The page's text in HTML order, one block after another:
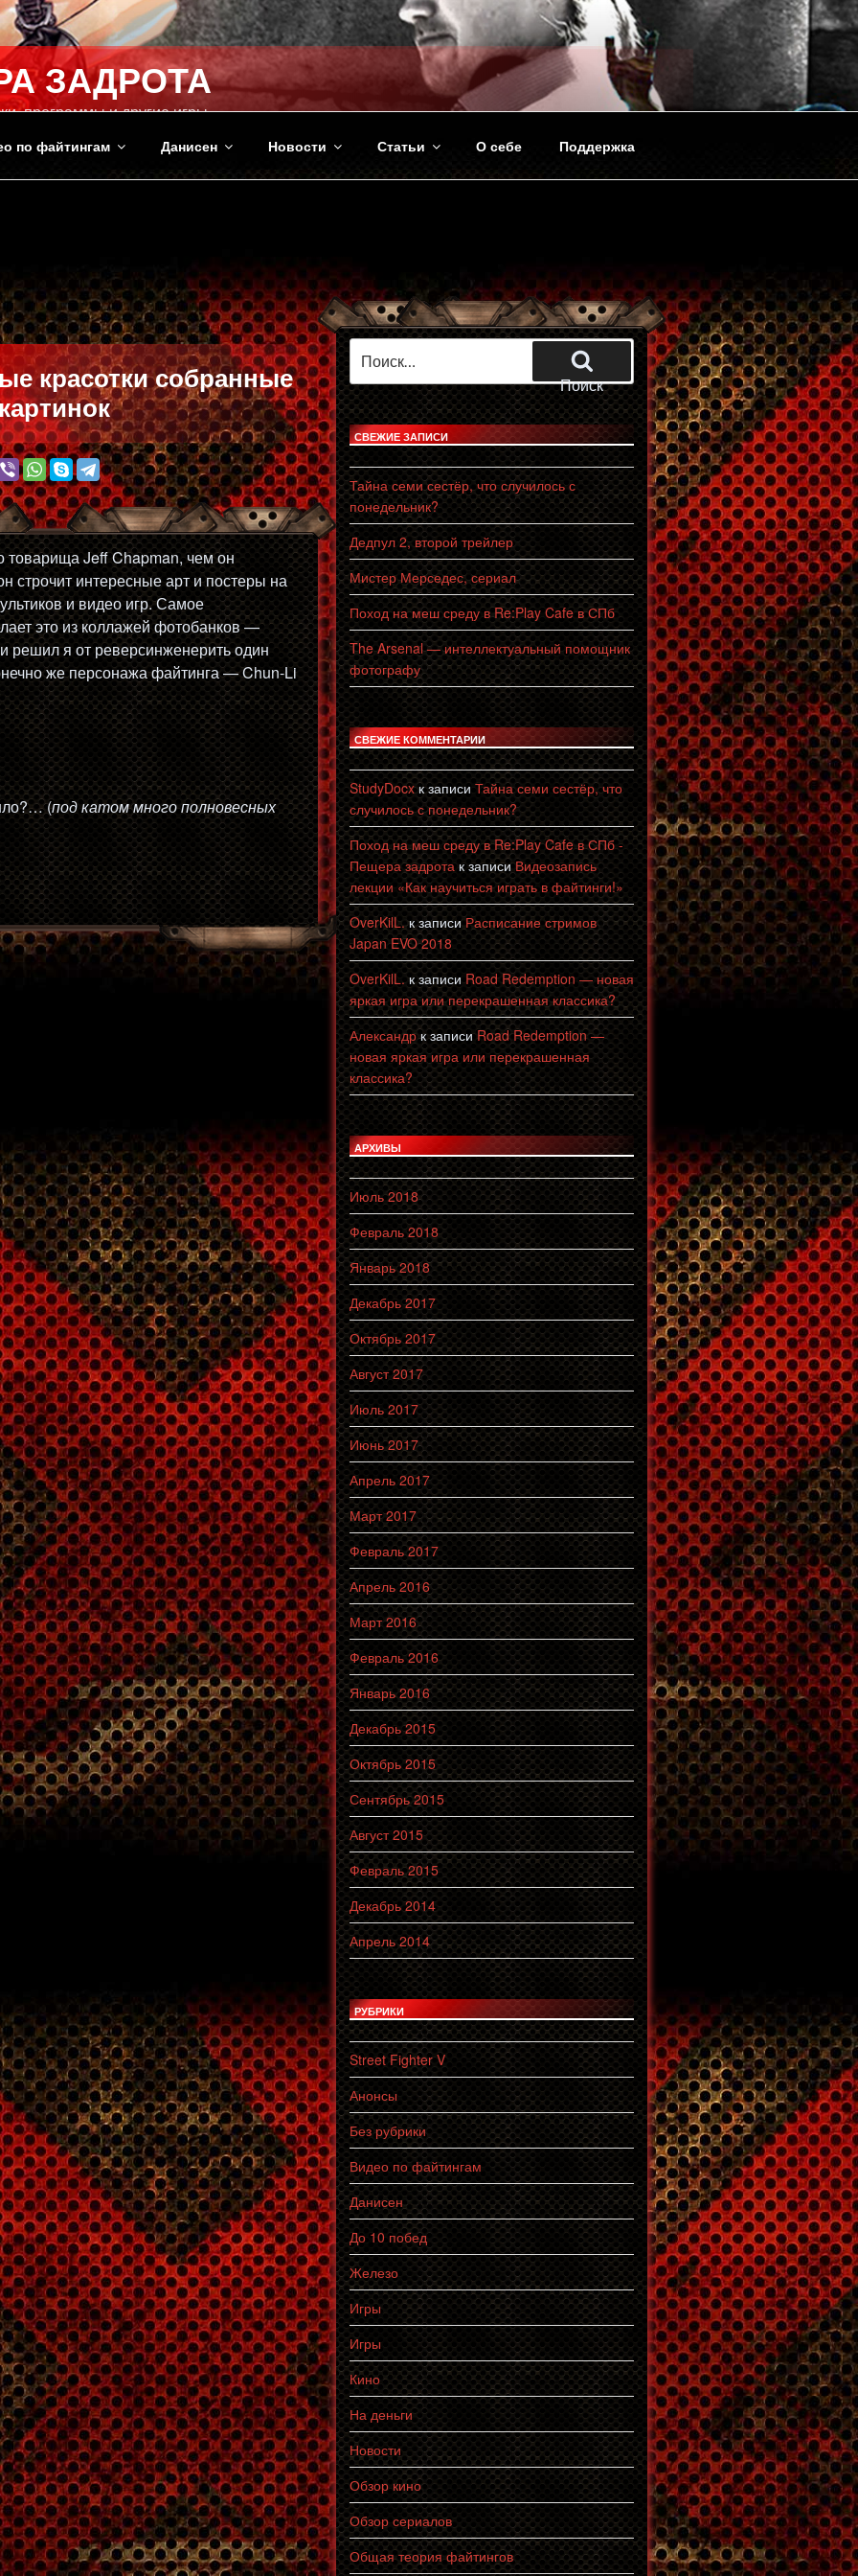
ЗАДРОТА
программы и другие игры
по файтингам Данисен Новости Статьи О себе Поддержка
красотки собранные
товарища Jeff Chapman, чем он
строчит интересные арт и постеры на
и видео игр. Самое
это из коллажей фотобанков —
решил я от реверсинженерить один
же персонажа файтинга — Chun-Li
(под катом много полновесных
Поиск
СВЕЖИЕ ЗАПИСИ
Тайна семи сестёр, что случилось с
понедельник?
Дедпул 2, второй трейлер
Мистер Мерседес, сериал
Поход на меш среду в Re:Play Cafe в СПб
The Arsenal — интеллектуальный помощник
фотографу
СВЕЖИЕ КОММЕНТАРИИ
StudyDocxк записи Тайна семи сестёр, что
случилось с понедельник?
Поход на меш среду в Re:Play Cafe в СПб -
Пещера задротак записиВидеозапись
лекции «Как научиться играть в файтинги!»
OverKilL.к записиРасписание стримов
Japan EVO 2018
OverKilL.к записи Road Redemption — новая
яркая игра или перекрашенная классика?
Александрк записиRoad Redemption —
новая яркая игра или перекрашенная
классика?
АРХИВЫ
Июль 2018
Февраль 2018
Январь 2018
Декабрь 2017
Октябрь 2017
Август 2017
Июль 2017
Июнь 2017
Апрель 2017
Март 2017
Февраль 2017
Апрель 2016
Март 2016
Февраль 2016
Январь 2016
Декабрь 2015
Октябрь 2015
Сентябрь 2015
Август 2015
Февраль 2015
Декабрь 2014
Апрель 2014
РУБРИКИ
Street Fighter V
Анонсы
Без рубрики
Видео по файтингам
Данисен
До 10 побед
Железо
Игры
Игры
Кино
На деньги
Новости
Обзор кино
Обзор сериалов
Общая теория файтингов